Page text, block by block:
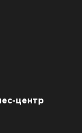
центр